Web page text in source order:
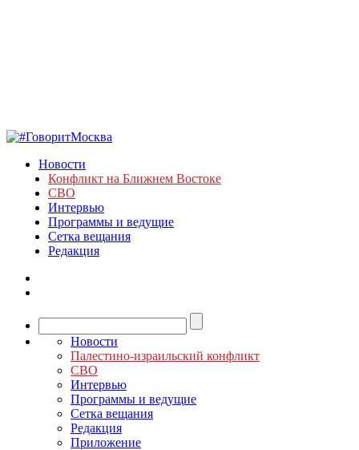
Новости
Конфликт на Ближнем Востоке
СВО
Интервью
Программы и ведущие
Сетка вещания
Редакция
Новости
Палестино-израильский конфликт
СВО
Интервью
Программы и ведущие
Сетка вещания
Редакция
Приложение